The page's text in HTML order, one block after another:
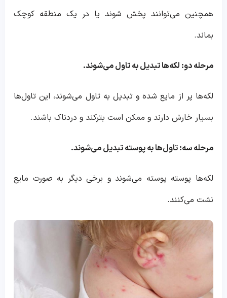
همچنین می‌توانند پخش شوند یا در یک منطقه کوچک
بماند.
مرحله دو: لکه‌ها تبدیل به تاول می‌شوند.
لکه‌ها پر از مایع شده و تبدیل به تاول می‌شوند، این تاول‌ها
بسیار خارش دارند و ممکن است بترکند و دردناک باشند.
مرحله سه: تاول‌ها به پوسته تبدیل می‌شوند.
لکه‌ها پوسته پوسته می‌شوند و برخی دیگر به صورت مایع
نشت می‌کنند.